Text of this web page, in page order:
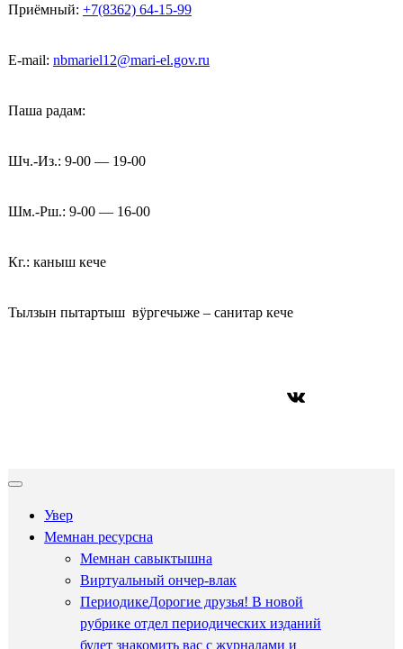
Приёмный: +7(8362) 64-15-99
E-mail: nbmariel12@mari-el.gov.ru
Паша радам:
Шч.-Из.: 9-00 — 19-00
Шм.-Рш.: 9-00 — 16-00
Кг.: каныш кече
Тылзын пытартыш вӱргечыже – санитар кече
ВКонтакте
Увер
Мемнан ресурсна
Мемнан савыктышна
Виртуальный ончер-влак
ПериодикеДорогие друзья! В новой
рубрике отдел периодических изданий
будет знакомить вас с журналами и